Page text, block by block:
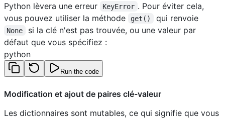
Python lèvera une erreur
KeyError . Pour éviter cela,
vous pouvez utiliser la méthode
get() qui renvoie
None
si la clé n'est pas trouvée, ou une valeur par
défaut que vous spécifiez :
python
Run the code
Modification et ajout de paires clé-valeur
Les dictionnaires sont mutables, ce qui signifie que vous